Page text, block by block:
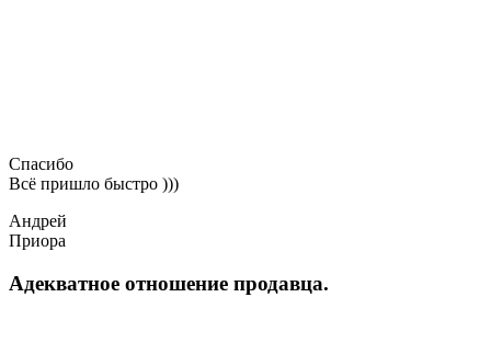
Спасибо
Всё пришло быстро )))
Андрей
Приора
Адекватное отношение продавца.